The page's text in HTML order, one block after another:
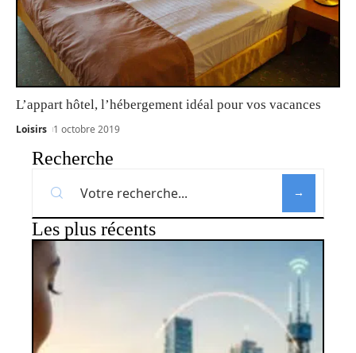
L’appart hôtel, l’hébergement idéal pour vos vacances
Loisirs 1 octobre 2019
Recherche
Les plus récents